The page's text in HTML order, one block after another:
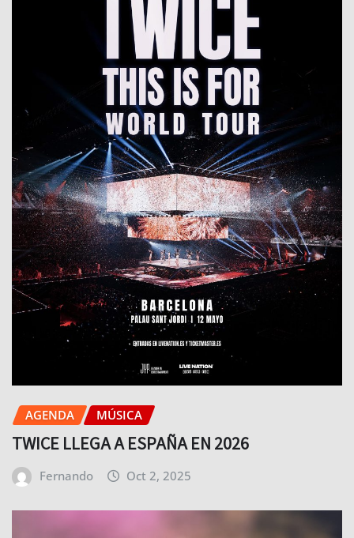
AGENDA MÚSICA
TWICE LLEGA A ESPAÑA EN 2026
Fernando Oct 2, 2025